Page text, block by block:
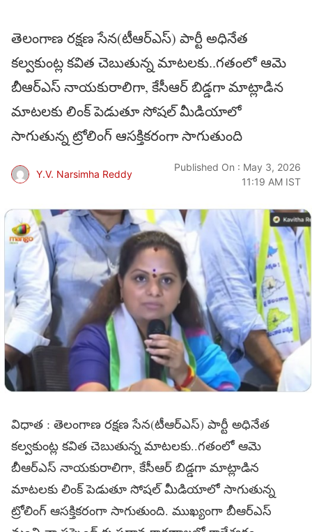
తెలంగాణ రక్షణ సేన(టీఆర్ఎస్) పార్టీ అధినేత
కల్వకుంట్ల కవిత చెబుతున్న మాటలకు..గతంలో ఆమె
బీఆర్ఎస్ నాయకురాలిగా, కేసీఆర్ బిడ్డగా మాట్లాడిన
మాటలకు లింక్ పెడుతూ సోషల్ మీడియాలో
సాగుతున్న ట్రోలింగ్ ఆసక్తికరంగా సాగుతుంది
Y.V. Narsimha Reddy
Published On : May 3, 2026
11:19 AM IST
విధాత : తెలంగాణ రక్షణ సేన(టీఆర్ఎస్) పార్టీ అధినేత
కల్వకుంట్ల కవిత చెబుతున్న మాటలకు..గతంలో ఆమె
బీఆర్ఎస్ నాయకురాలిగా, కేసీఆర్ బిడ్డగా మాట్లాడిన
మాటలకు లింక్ పెడుతూ సోషల్ మీడియాలో సాగుతున్న
ట్రోలింగ్ ఆసక్తికరంగా సాగుతుంది. ముఖ్యంగా బీఆర్ఎస్